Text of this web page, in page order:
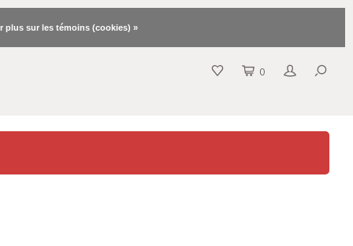
0
plus sur les témoins (cookies) »